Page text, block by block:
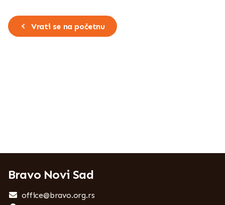
Vrati se na početnu
Bravo Novi Sad
office@bravo.org.rs